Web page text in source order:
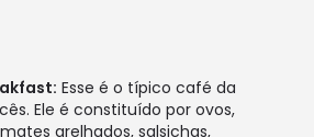
Esse é o típico café da
Ele é constituído por ovos,
grelhados, salsichas,